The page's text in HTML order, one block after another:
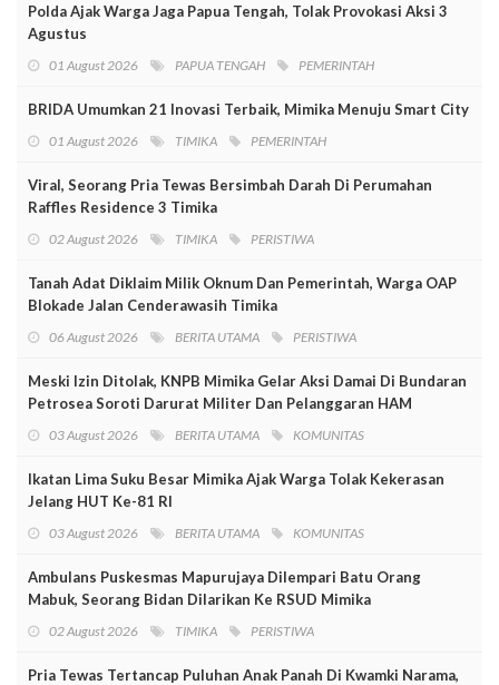
Polda Ajak Warga Jaga Papua Tengah, Tolak Provokasi Aksi 3
Agustus
01 August 2026 PAPUA TENGAH PEMERINTAH
BRIDA Umumkan 21 Inovasi Terbaik, Mimika Menuju Smart City
01 August 2026 TIMIKA PEMERINTAH
Viral, Seorang Pria Tewas Bersimbah Darah Di Perumahan
Raffles Residence 3 Timika
02 August 2026 TIMIKA PERISTIWA
Tanah Adat Diklaim Milik Oknum Dan Pemerintah, Warga OAP
Blokade Jalan Cenderawasih Timika
06 August 2026 BERITA UTAMA PERISTIWA
Meski Izin Ditolak, KNPB Mimika Gelar Aksi Damai Di Bundaran
Petrosea Soroti Darurat Militer Dan Pelanggaran HAM
03 August 2026 BERITA UTAMA KOMUNITAS
Ikatan Lima Suku Besar Mimika Ajak Warga Tolak Kekerasan
Jelang HUT Ke-81 RI
03 August 2026 BERITA UTAMA KOMUNITAS
Ambulans Puskesmas Mapurujaya Dilempari Batu Orang
Mabuk, Seorang Bidan Dilarikan Ke RSUD Mimika
02 August 2026 TIMIKA PERISTIWA
Pria Tewas Tertancap Puluhan Anak Panah Di Kwamki Narama,